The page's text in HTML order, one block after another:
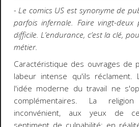
- Le comics US est synonyme de
parfois infernale. Faire vingt-deux
difficile. L’endurance, c’est la clé,
métier.
Caractéristique des ouvrages de
labeur intense qu'ils réclament.
l'idée moderne du travail ne
complémentaires. La
inconvénient, aux yeux de